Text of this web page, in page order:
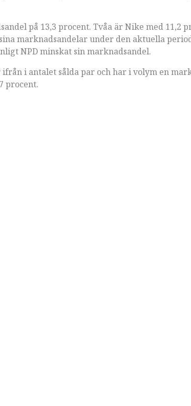
på 13,3 procent. Tvåa är Nike med 11,2
marknadsandelar under den aktuella
NPD minskat sin marknadsandel.
i antalet sålda par och har i volym en
procent.